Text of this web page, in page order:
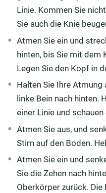
Linie. Kommen Sie
Sie auch die Knie
Atmen Sie ein und
hinten, bis Sie mit dem
Legen Sie den Kopf in
Halten Sie Ihre Atmung
linke Bein nach hinten.
einer Linie und
Atmen Sie aus, und
Stirn auf den Boden.
Atmen Sie ein und
Sie die Zehen nach
Oberkörper zurück.